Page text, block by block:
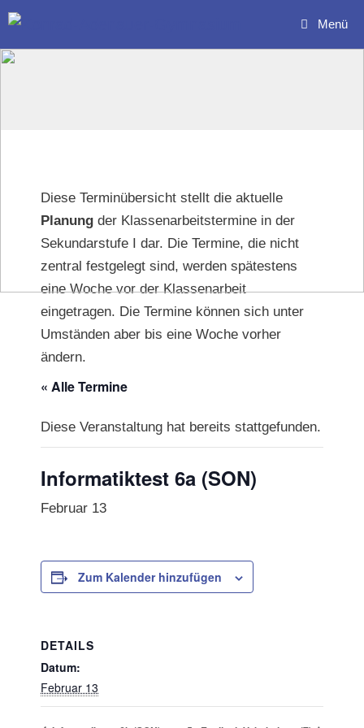
Zum
Inhalt
springen
Menü
Diese Terminübersicht stellt die aktuelle
Planung der Klassenarbeitstermine in der
Sekundarstufe I dar. Die Termine, die nicht
zentral festgelegt sind, werden spätestens
eine Woche vor der Klassenarbeit
eingetragen. Die Termine können sich unter
Umständen aber bis eine Woche vorher
ändern.
« Alle Termine
Diese Veranstaltung hat bereits stattgefunden.
Informatiktest 6a (SON)
Februar 13
Zum Kalender hinzufügen
DETAILS
Datum:
Februar 13